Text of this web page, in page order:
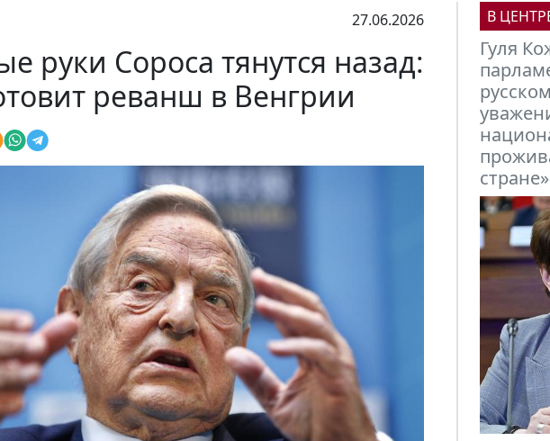
27.06.2026
руки Сороса тянутся назад:
реванш в Венгрии
В
Гуля
стране»